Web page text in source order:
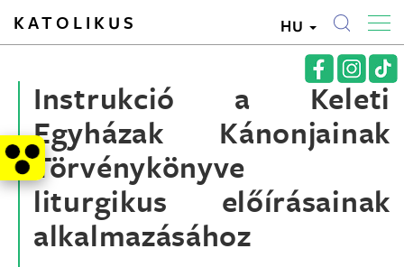
KATOLIKUS HU
Instrukció a Keleti
Egyházak Kánonjainak
Törvénykönyve
liturgikus előírásainak
alkalmazásához